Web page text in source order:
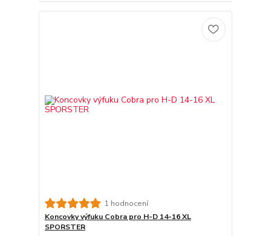
1 hodnocení
Koncovky výfuku Cobra pro H-D 14-16 XL
SPORSTER